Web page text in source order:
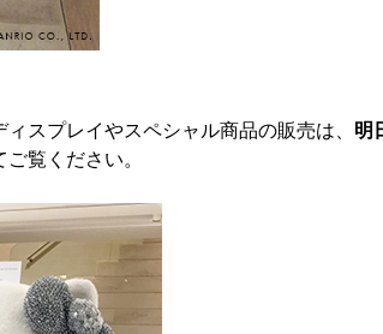
スプレイやスペシャル商品の販売は、 明
覧ください。